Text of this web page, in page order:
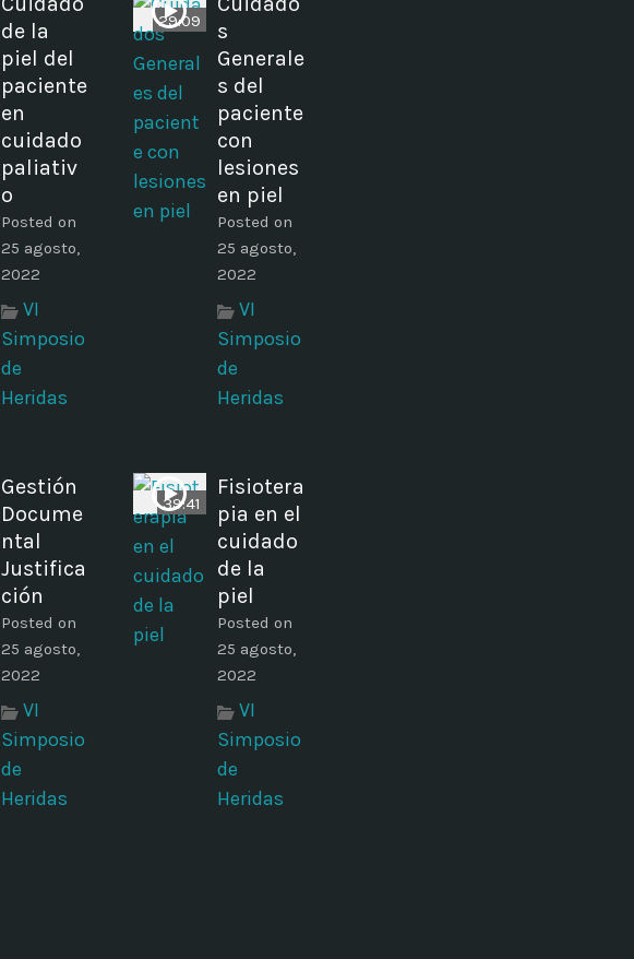
de la
piel del
paciente
en
cuidado
paliativ
o
Posted on
25 agosto,
2022
VI
Simposio
de
Heridas
29:09
s
Generale
s del
paciente
con
lesiones
en piel
Posted on
25 agosto,
2022
VI
Simposio
de
Heridas
Gestión
Docume
ntal
Justifica
ción
Posted on
25 agosto,
2022
VI
Simposio
de
Heridas
39:41
Fisiotera
pia en el
cuidado
de la
piel
Posted on
25 agosto,
2022
VI
Simposio
de
Heridas